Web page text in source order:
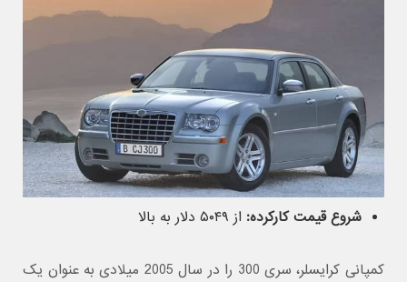
شروع قیمت کارکرده: از ۵۰۴۹ دلار به بالا
کمپانی کرایسلر، سری 300 را در سال 2005 میلادی به عنوان یک